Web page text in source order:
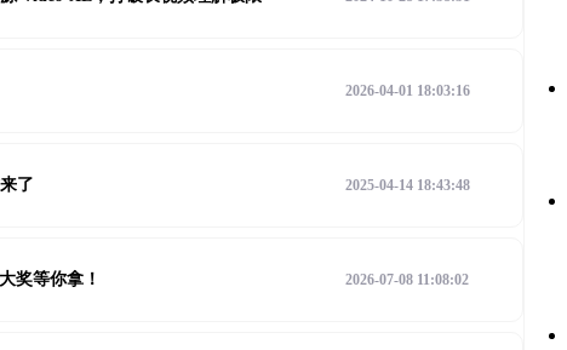
2026-04-01 18:03:16
了 2025-04-14 18:43:48
奖等你拿！ 2026-07-08 11:08:02